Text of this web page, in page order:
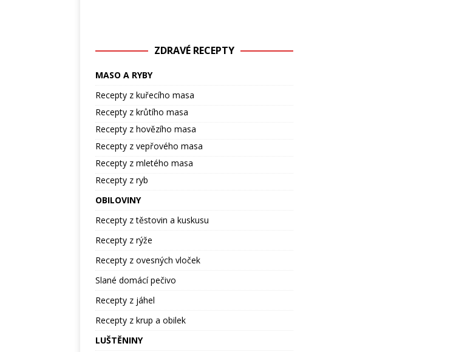
ZDRAVÉ RECEPTY
MASO A RYBY
Recepty z kuřecího masa
Recepty z krůtího masa
Recepty z hovězího masa
Recepty z vepřového masa
Recepty z mletého masa
Recepty z ryb
OBILOVINY
Recepty z těstovin a kuskusu
Recepty z rýže
Recepty z ovesných vloček
Slané domácí pečivo
Recepty z jáhel
Recepty z krup a obilek
LUŠTĚNINY